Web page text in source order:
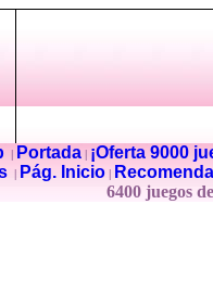
| Portada|
¡Oferta 9000
Pág. Inicio
6400 juegos